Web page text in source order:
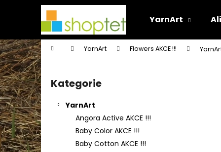
YarnArt
Domů YarnArt Flowers AKCE !!!
P
o
s
t
r
a
n
Přeskočit
kategorie
Kategorie
YarnArt
Angora Active AKCE !!!
Baby Color AKCE !!!
Baby Cotton AKCE !!!
í
k
Zpět
do
obchodu
Zpět
do
obchodu